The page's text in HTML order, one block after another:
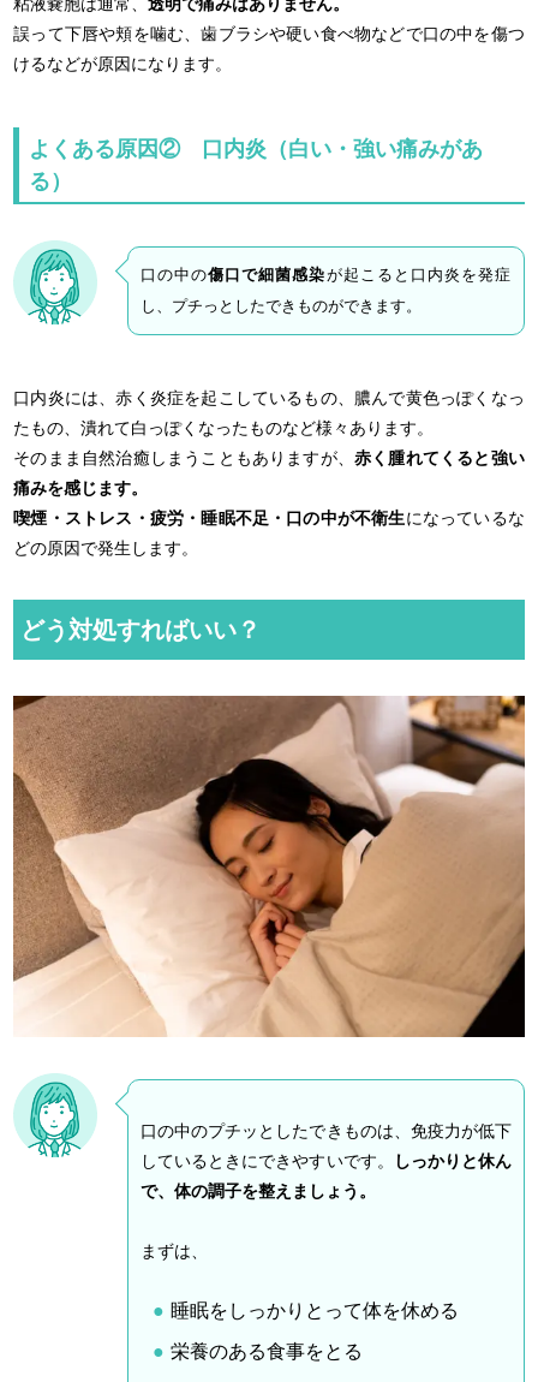
粘液嚢胞は通常、透明で痛みはありません。
誤って下唇や頬を噛む、歯ブラシや硬い食べ物などで口の中を傷つ
けるなどが原因になります。
よくある原因② 口内炎（白い・強い痛みがあ
る）
口の中の傷口で細菌感染が起こると口内炎を発症
し、プチっとしたできものができます。
口内炎には、赤く炎症を起こしているもの、膿んで黄色っぽくなっ
たもの、潰れて白っぽくなったものなど様々あります。
そのまま自然治癒しまうこともありますが、赤く腫れてくると強い
痛みを感じます。
喫煙・ストレス・疲労・睡眠不足・口の中が不衛生になっているな
どの原因で発生します。
どう対処すればいい？
口の中のプチッとしたできものは、免疫力が低下
しているときにできやすいです。
しっかりと休ん
で、体の調子を整えましょう。
まずは、
睡眠をしっかりとって体を休める
栄養のある食事をとる